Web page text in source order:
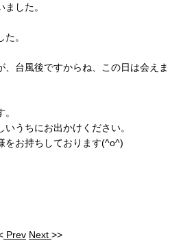
した。
。
、台風後ですからね、この日は会えま
うちにお出かけください。
をお持ちしております(^o^)
Prev Next >>